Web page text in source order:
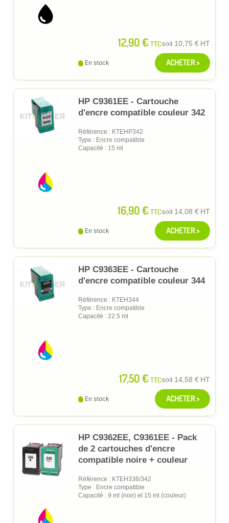
12,90 € TTCsoit 10,75 € HT
En stock ACHETER >
HP C9361EE - Cartouche
d'encre compatible couleur 342
Référence : KTEHP342
Type : Encre compatible
Capacité : 15 ml
16,90 € TTCsoit 14,08 € HT
En stock ACHETER >
HP C9363EE - Cartouche
d'encre compatible couleur 344
Référence : KTEH344
Type : Encre compatible
Capacité : 22.5 ml
17,50 € TTCsoit 14,58 € HT
En stock ACHETER >
HP C9362EE, C9361EE - Pack
de 2 cartouches d'encre
compatible noire + couleur
Référence : KTEH336/342
Type : Encre compatible
Capacité : 9 ml (noir) et 15 ml (couleur)